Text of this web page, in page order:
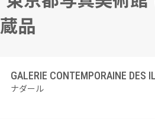
蔵品
ナダール